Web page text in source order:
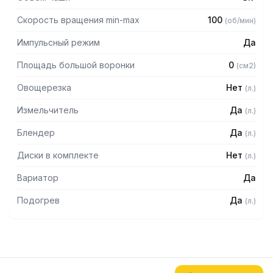
Скорость вращения min-max 100 (об/мин)
Импульсный режим Да
Площадь большой воронки 0 (см2)
Овощерезка Нет (л.)
Измельчитель Да (л.)
Блендер Да (л.)
Диски в комплекте Нет (л.)
Вариатор Да
Подогрев Да (л.)